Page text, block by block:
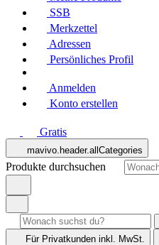
SSB
Merkzettel
Adressen
Persönliches Profil
Anmelden
Konto erstellen
Gratis
mavivo.header.allCategories
Produkte durchsuchen
Für Privatkunden inkl. MwSt.